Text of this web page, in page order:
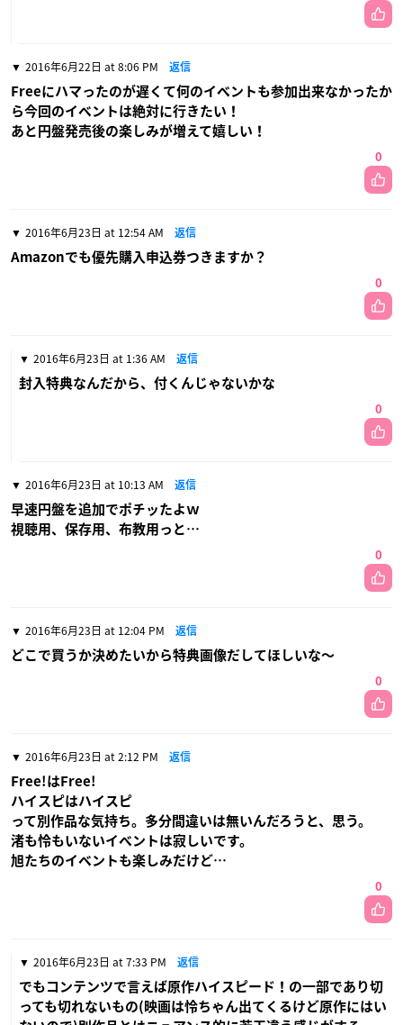
2016年6月22日 at 8:06 PM 返信
Freeにハマったのが遅くて何のイベントも参加出来なかったか
ら今回のイベントは絶対に行きたい！
あと円盤発売後の楽しみが増えて嬉しい！
0
2016年6月23日 at 12:54 AM 返信
Amazonでも優先購入申込券つきますか？
0
2016年6月23日 at 1:36 AM 返信
封入特典なんだから、付くんじゃないかな
0
2016年6月23日 at 10:13 AM 返信
早速円盤を追加でポチッたよｗ
視聴用、保存用、布教用っと…
0
2016年6月23日 at 12:04 PM 返信
どこで買うか決めたいから特典画像だしてほしいな〜
0
2016年6月23日 at 2:12 PM 返信
Free!はFree!
ハイスピはハイスピ
って別作品な気持ち。多分間違いは無いんだろうと、思う。
渚も怜もいないイベントは寂しいです。
旭たちのイベントも楽しみだけど…
0
2016年6月23日 at 7:33 PM 返信
でもコンテンツで言えば原作ハイスピード！の一部であり切
っても切れないもの(映画は怜ちゃん出てくるけど原作にはい